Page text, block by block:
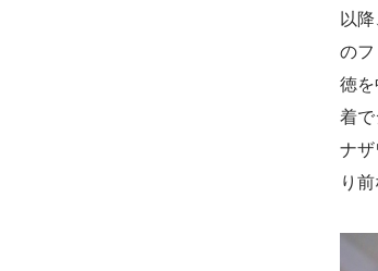
以
の
徳
着
ナ
り